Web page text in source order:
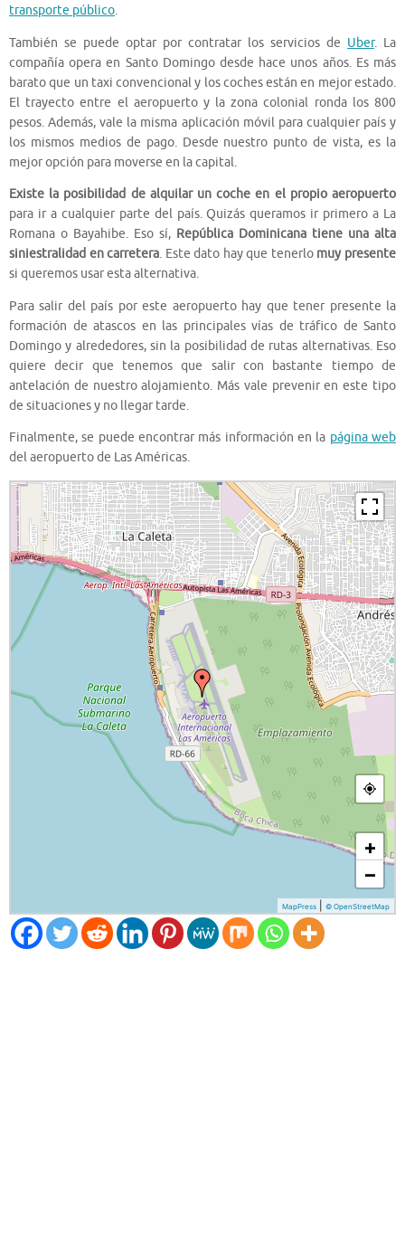
transporte público.
También se puede optar por contratar los servicios de Uber. La
compañía opera en Santo Domingo desde hace unos años. Es más
barato que un taxi convencional y los coches están en mejor estado.
El trayecto entre el aeropuerto y la zona colonial ronda los 800
pesos. Además, vale la misma aplicación móvil para cualquier país y
los mismos medios de pago. Desde nuestro punto de vista, es la
mejor opción para moverse en la capital.
Existe la posibilidad de alquilar un coche en el propio aeropuerto
para ir a cualquier parte del país. Quizás queramos ir primero a La
Romana o Bayahibe. Eso sí, República Dominicana tiene una alta
siniestralidad en carretera. Este dato hay que tenerlo muy presente
si queremos usar esta alternativa.
Para salir del país por este aeropuerto hay que tener presente la
formación de atascos en las principales vías de tráfico de Santo
Domingo y alrededores, sin la posibilidad de rutas alternativas. Eso
quiere decir que tenemos que salir con bastante tiempo de
antelación de nuestro alojamiento. Más vale prevenir en este tipo
de situaciones y no llegar tarde.
Finalmente, se puede encontrar más información en la página web
del aeropuerto de Las Américas.